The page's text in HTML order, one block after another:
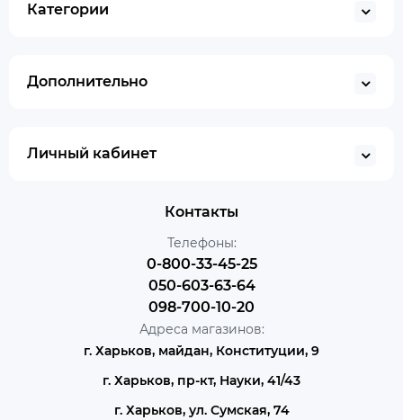
Категории
Дополнительно
Личный кабинет
Контакты
Телефоны:
0-800-33-45-25
050-603-63-64
098-700-10-20
Адреса магазинов:
г. Харьков, майдан, Конституции, 9
г. Харьков, пр-кт, Науки, 41/43
г. Харьков, ул. Сумская, 74